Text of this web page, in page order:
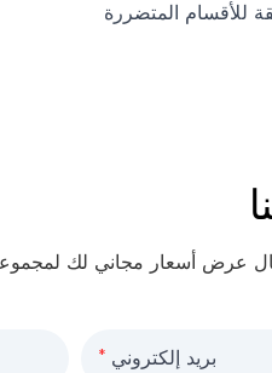
للأقسام المتضررة
بريد إلكتروني